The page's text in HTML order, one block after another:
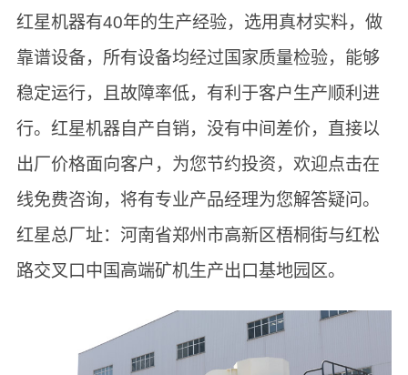
红星机器有40年的生产经验，选用真材实料，做
靠谱设备，所有设备均经过国家质量检验，能够
稳定运行，且故障率低，有利于客户生产顺利进
行。红星机器自产自销，没有中间差价，直接以
出厂价格面向客户，为您节约投资，欢迎点击在
线免费咨询，将有专业产品经理为您解答疑问。
红星总厂址：河南省郑州市高新区梧桐街与红松
路交叉口中国高端矿机生产出口基地园区。